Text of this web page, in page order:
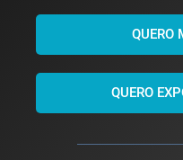
QUERO
QUERO